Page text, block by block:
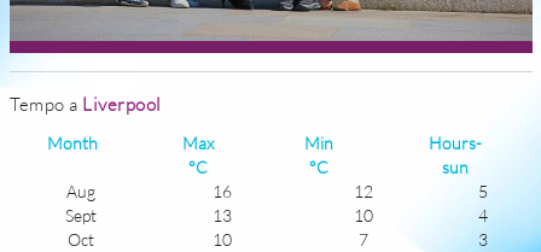
Tempo a Liverpool
Month
Max
°C
Min
°C
Hours-
sun
Aug
16 12
5
Sept
13 10
4
Oct
10 7
3